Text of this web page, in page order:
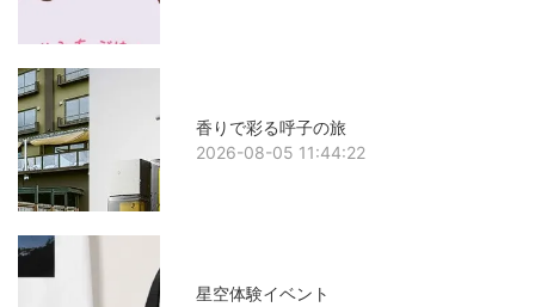
香りで彩る呼子の旅
2026-08-05 11:44:22
星空体験イベント